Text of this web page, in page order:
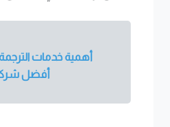
أهمية خدمات
أفضل